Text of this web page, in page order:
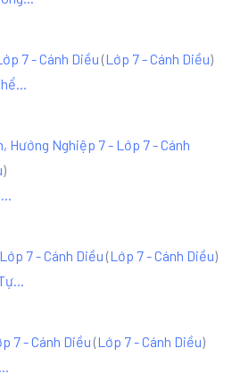
7 - Cánh Diều (Lớp 7 - Cánh Diều)
Hướng Nghiệp 7 - Lớp 7 - Cánh
)
7 - Cánh Diều (Lớp 7 - Cánh Diều)
7 - Cánh Diều (Lớp 7 - Cánh Diều)